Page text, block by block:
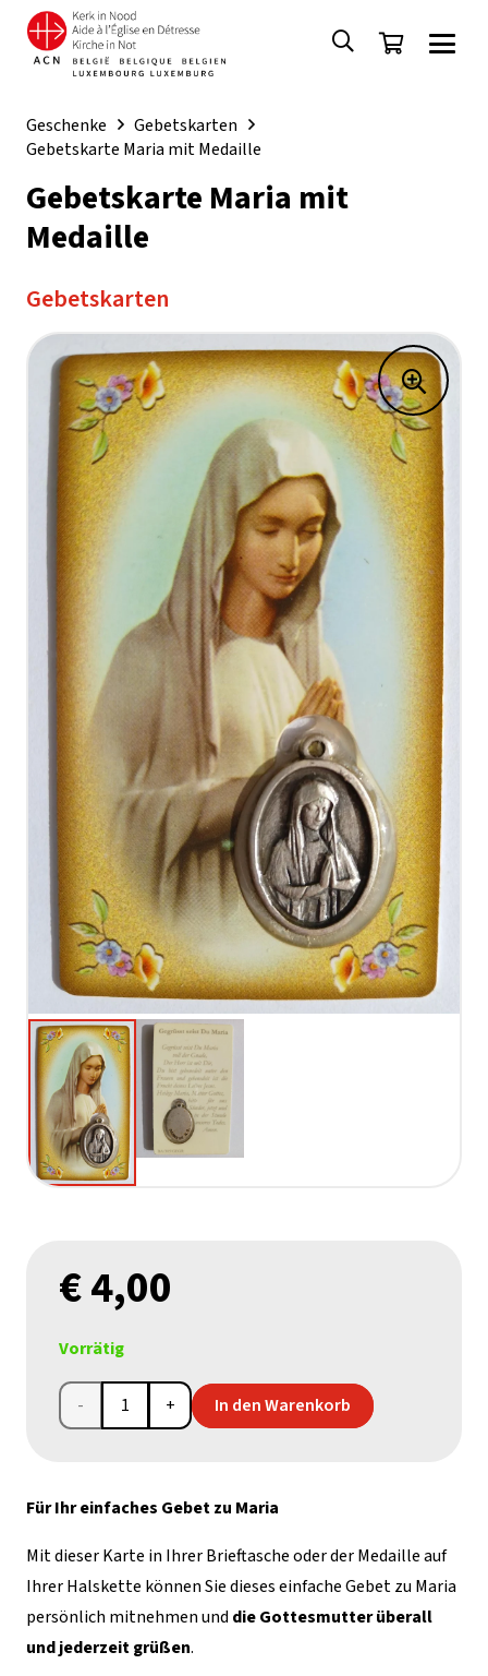
Geschenke
Gebetskarten
Gebetskarte Maria mit Medaille
Gebetskarte Maria mit
Medaille
Gebetskarten
€4,00
Vorrätig
Gebetskarte
Menge
In den Warenkorb
Für Ihr einfaches Gebet zu Maria
Mit dieser Karte in Ihrer Brieftasche oder der Medaille auf
Ihrer Halskette können Sie dieses einfache Gebet zu Maria
persönlich mitnehmen und die Gottesmutter überall
und jederzeit grüßen.